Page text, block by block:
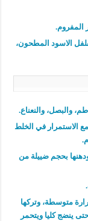
المفروم.
الاسود المطحون،
والبصل، والنعناع.
مع الاستمرار في الخلط
بحجم ضييلة من
متوسطة، وتركها
ينضج كليا ويتحمر